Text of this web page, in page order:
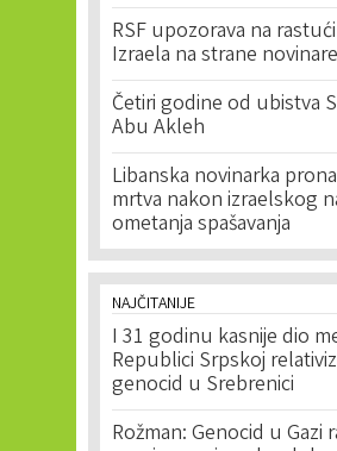
RSF upozorava na
Izraela na strane novinare
Četiri godine od ubistva
Abu Akleh
Libanska novinarka
mrtva nakon izraelskog
ometanja spašavanja
NAJČITANIJE
I 31 godinu kasnije dio
Republici Srpskoj
genocid u Srebrenici
Rožman: Genocid u Gazi